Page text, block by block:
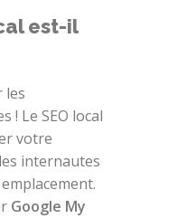
est-il
les
! Le SEO local
votre
internautes
Google My